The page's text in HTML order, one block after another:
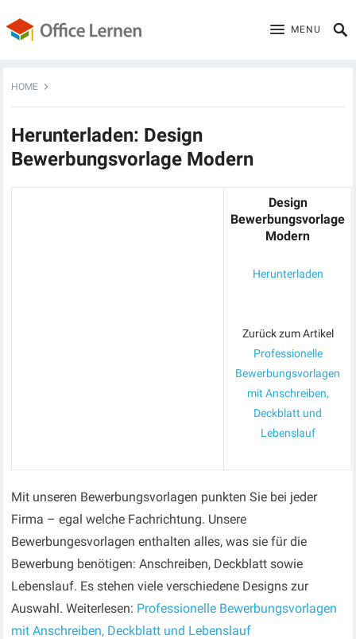
MENU
HOME
Herunterladen: Design
Bewerbungsvorlage Modern
Design
Bewerbungsvorlage
Modern
Herunterladen
Zurück zum Artikel
Professionelle
Bewerbungsvorlagen
mit Anschreiben,
Deckblatt und
Lebenslauf
Mit unseren Bewerbungsvorlagen punkten Sie bei jeder
Firma – egal welche Fachrichtung. Unsere
Bewerbungesvorlagen enthalten alles, was sie für die
Bewerbung benötigen: Anschreiben, Deckblatt sowie
Lebenslauf. Es stehen viele verschiedene Designs zur
Auswahl. Weiterlesen: Professionelle Bewerbungsvorlagen
mit Anschreiben, Deckblatt und Lebenslauf